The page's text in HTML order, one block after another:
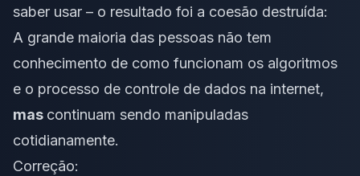
saber usar – o resultado foi a coesão destruída:
A grande maioria das pessoas não tem
conhecimento de como funcionam os algoritmos
e o processo de controle de dados na internet,
mas continuam sendo manipuladas
cotidianamente.
Correção: